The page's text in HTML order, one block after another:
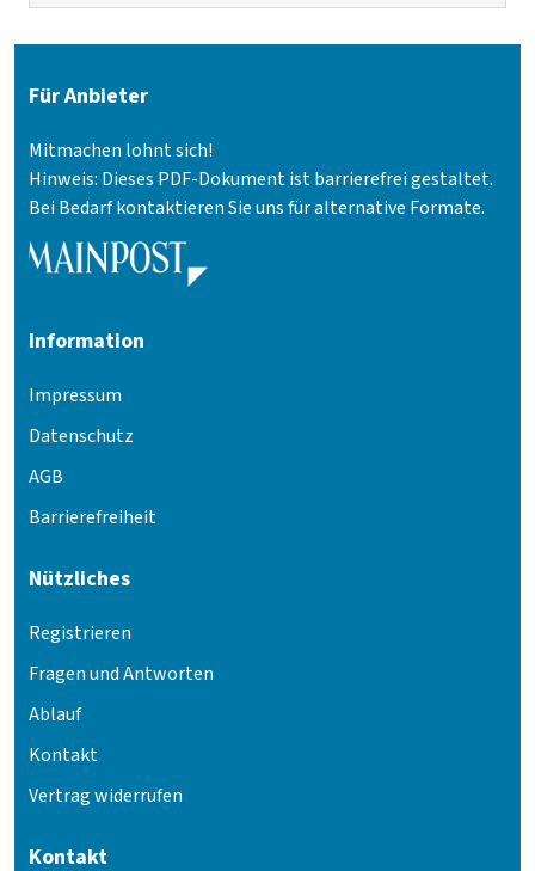
Für Anbieter
Mitmachen lohnt sich!
Hinweis: Dieses PDF-Dokument ist barrierefrei gestaltet.
Bei Bedarf kontaktieren Sie uns für alternative Formate.
Information
Impressum
Datenschutz
AGB
Barrierefreiheit
Nützliches
Registrieren
Fragen und Antworten
Ablauf
Kontakt
Vertrag widerrufen
Kontakt